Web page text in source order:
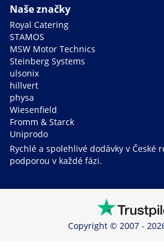
Naše značky
Royal Catering
STAMOS
MSW Motor Technics
Steinberg Systems
ulsonix
hillvert
physa
Wiesenfield
Fromm & Starck
Uniprodo
Rychlé a spolehlivé dodávky v České
podporou v každé fázi.
Copyright © 2007 -